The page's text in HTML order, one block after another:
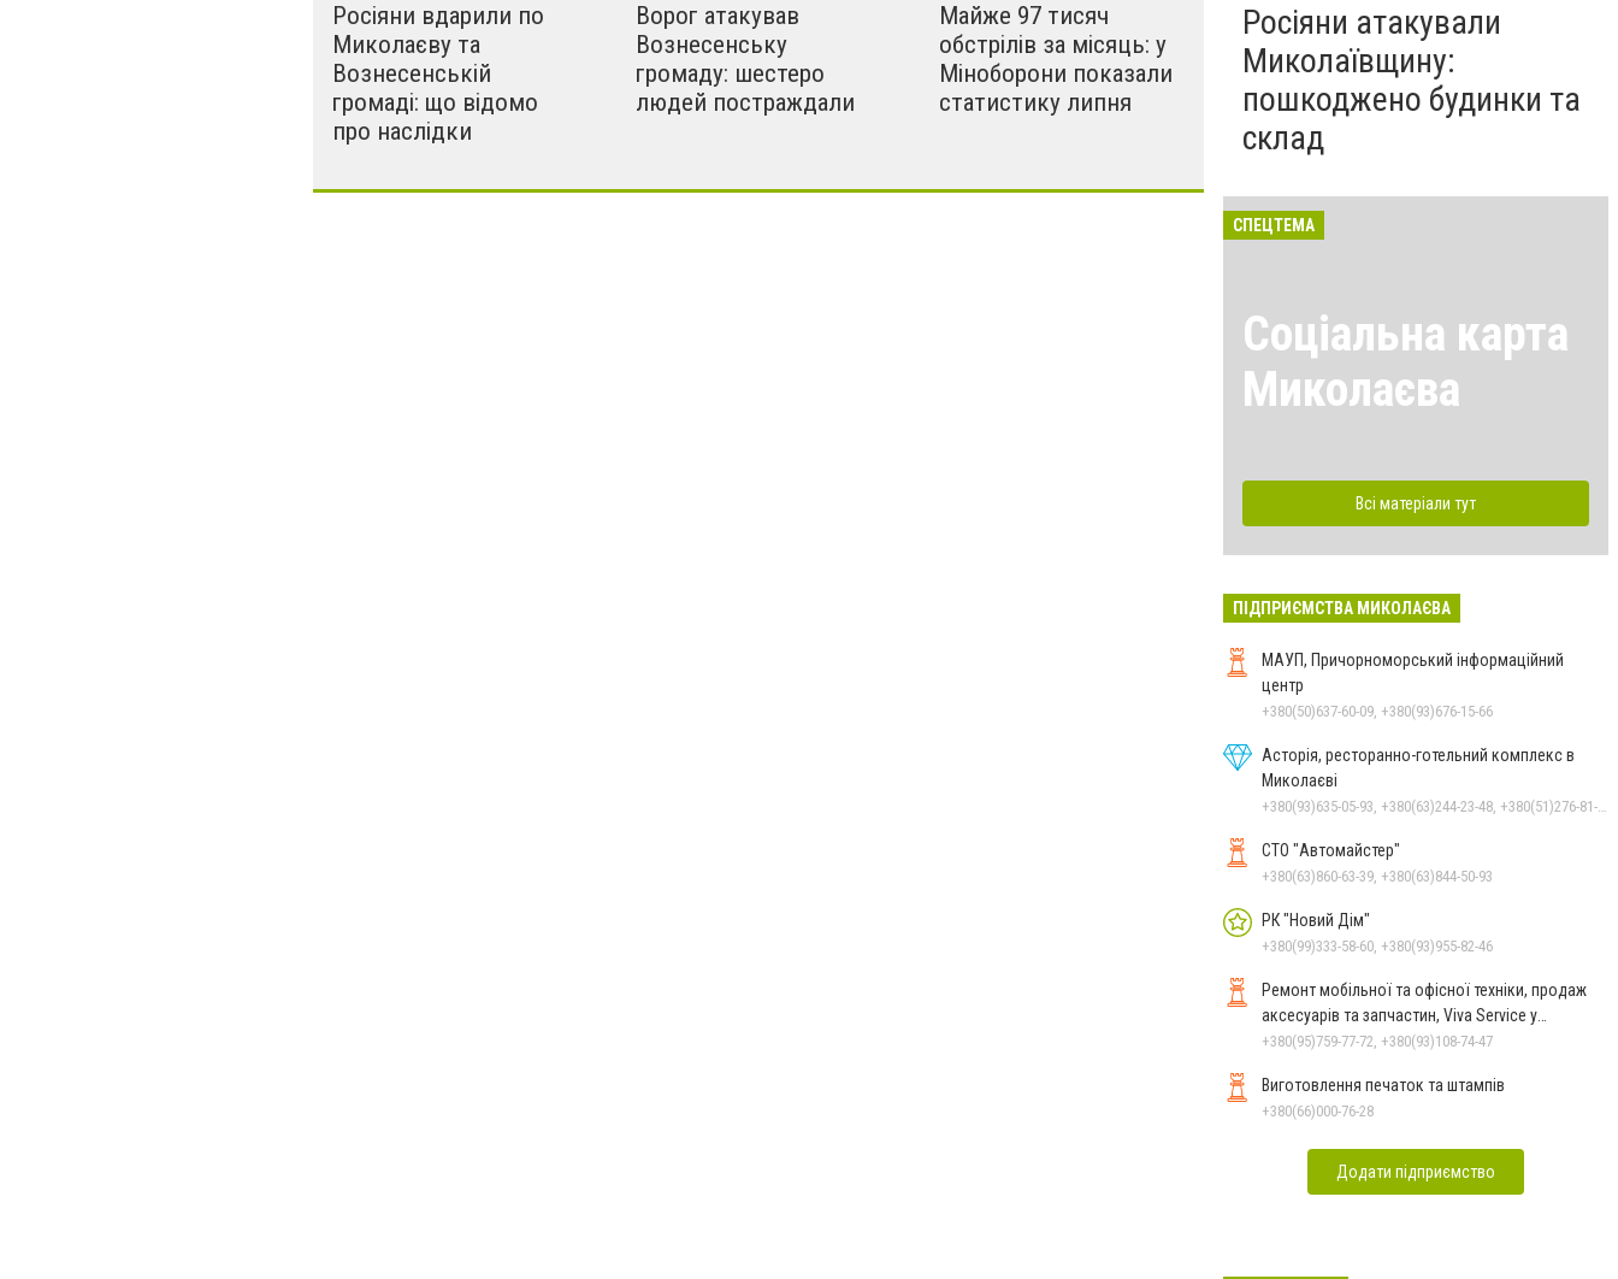
Росіяни вдарили по
Миколаєву та
Вознесенській
громаді: що відомо
про наслідки
Ворог атакував
Вознесенську
громаду: шестеро
людей постраждали
Майже 97 тисяч
обстрілів за місяць: у
Міноборони показали
статистику липня
Росіяни атакували
Миколаївщину:
пошкоджено будинки та
склад
СПЕЦТЕМА
Соціальна карта
Миколаєва
Всі матеріали тут
ПІДПРИЄМСТВА МИКОЛАЄВА
МАУП, Причорноморський інформаційний
центр
+380(50)637-60-09, +380(93)676-15-66
Асторія, ресторанно-готельний комплекс в
Миколаєві
СТО "Автомайстер"
+380(63)860-63-39, +380(63)844-50-93
РК "Новий Дім"
+380(99)333-58-60, +380(93)955-82-46
Ремонт мобільної та офісної техніки, продаж
аксесуарів та запчастин, Viva Service у
Миколаєві
+380(95)759-77-72, +380(93)108-74-47
Виготовлення печаток та штампів
+380(66)000-76-28
Додати підприємство